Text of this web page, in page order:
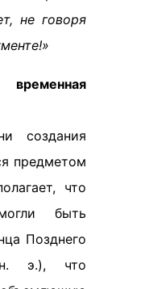
не говоря
временная
создания
предметом
что
быть
Позднего
э.), что